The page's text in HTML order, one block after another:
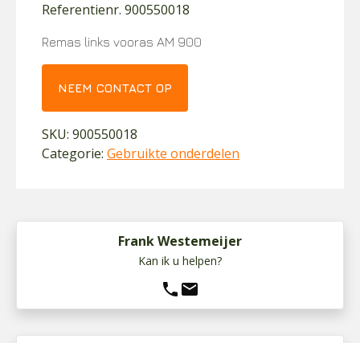
Referentienr. 900550018
Remas links vooras AM 900
NEEM CONTACT OP
SKU: 900550018
Categorie: Gebruikte onderdelen
Frank Westemeijer
Kan ik u helpen?
phone mail